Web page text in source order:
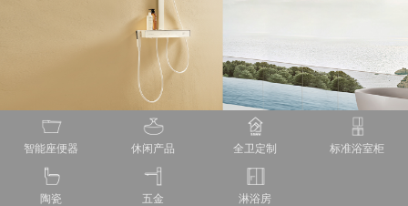
智能座便器 休闲产品 全卫定制 标准浴室柜
陶瓷 五金 淋浴房